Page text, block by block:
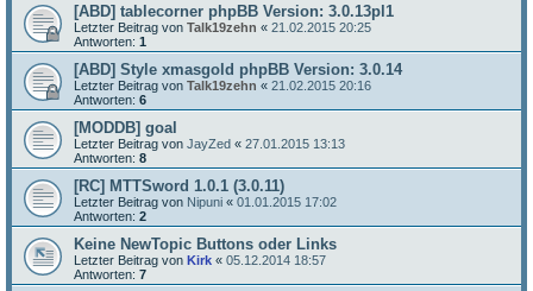
[ABD] tablecorner phpBB Version: 3.0.13pl1
Letzter Beitrag von Talk19zehn « 21.02.2015 20:25
Antworten: 1
[ABD] Style xmasgold phpBB Version: 3.0.14
Letzter Beitrag von Talk19zehn « 21.02.2015 20:16
Antworten: 6
[MODDB] goal
Letzter Beitrag von JayZed « 27.01.2015 13:13
Antworten: 8
[RC] MTTSword 1.0.1 (3.0.11)
Letzter Beitrag von Nipuni « 01.01.2015 17:02
Antworten: 2
Keine NewTopic Buttons oder Links
Letzter Beitrag von Kirk « 05.12.2014 18:57
Antworten: 7